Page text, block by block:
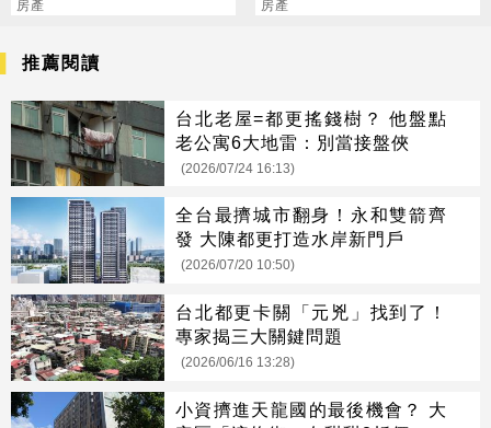
多花逾百萬
房產
不太妙
房產
推薦閱讀
台北老屋=都更搖錢樹？ 他盤點
老公寓6大地雷：別當接盤俠
(2026/07/24 16:13)
全台最擠城市翻身！永和雙箭齊
發 大陳都更打造水岸新門戶
(2026/07/20 10:50)
台北都更卡關「元兇」找到了！
專家揭三大關鍵問題
(2026/06/16 13:28)
小資擠進天龍國的最後機會？ 大